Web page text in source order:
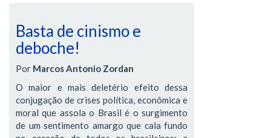
Basta de cinismo e
deboche!
Por Marcos Antonio Zordan
O maior e mais deletério efeito dessa
conjugação de crises política, econômica e
moral que assola o Brasil é o surgimento
de um sentimento amargo que cala fundo